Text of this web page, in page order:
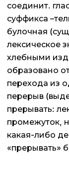
соединит.
суффикса
булочная
лексическое
хлебными
образовано
перехода из
перерыв
прерывать:
промежуток,
какая-либо
«прерывать»